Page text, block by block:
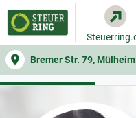
Bremer Str. 79, Mülheim
WER SIE BERÄT